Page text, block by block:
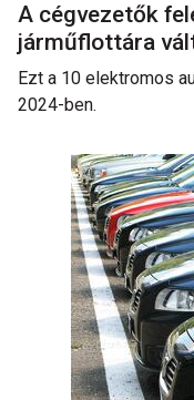
A cégvezetők
járműflottára
Ezt a 10 elektromos
2024-ben.